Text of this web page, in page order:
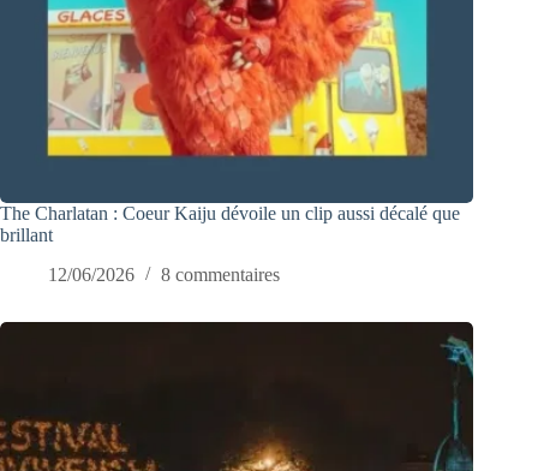
The Charlatan : Coeur Kaiju dévoile un clip aussi décalé que
brillant
12/06/2026
8 commentaires